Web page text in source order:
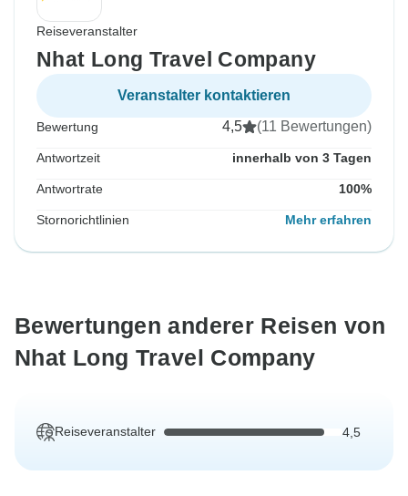
Reiseveranstalter
Nhat Long Travel Company
Veranstalter kontaktieren
Bewertung 4,5 (11 Bewertungen)
Antwortzeit innerhalb von 3 Tagen
Antwortrate 100%
Stornorichtlinien Mehr erfahren
Bewertungen anderer Reisen von
Nhat Long Travel Company
Reiseveranstalter 4,5